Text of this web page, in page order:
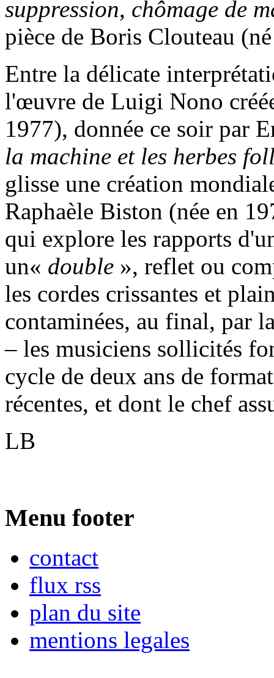
suppression, chômage de
pièce de Boris Clouteau
Entre la délicate
l'œuvre de Luigi Nono
1977), donnée ce soir par
la machine et les herbes
glisse une création
Raphaèle Biston (née en
qui explore les rapports
un« double », reflet ou
les cordes crissantes et
contaminées, au final, par
– les musiciens sollicités
cycle de deux ans de
récentes, et dont le chef
LB
Menu footer
contact
flux rss
plan du site
mentions legales